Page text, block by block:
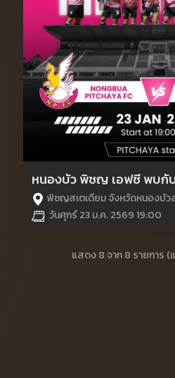
หนองบัว พิชญ เอฟซี พบกั
พิชญสเตเดียม จังหวัดหนองบัว
วันศุกร์ 23 ม.ค. 2569 19:00
แสดง 8 จาก 8 รายการ (